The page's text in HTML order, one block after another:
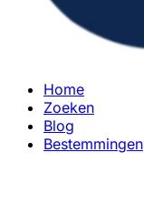
Home
Zoeken
Blog
Bestemmingen